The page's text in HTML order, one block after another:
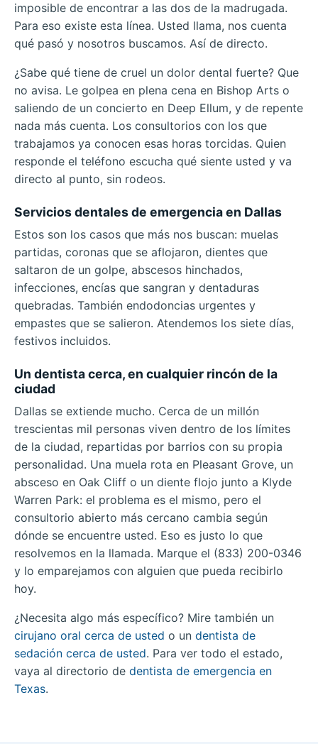
imposible de encontrar a las dos de la madrugada.
Para eso existe esta línea. Usted llama, nos cuenta
qué pasó y nosotros buscamos. Así de directo.
¿Sabe qué tiene de cruel un dolor dental fuerte? Que
no avisa. Le golpea en plena cena en Bishop Arts o
saliendo de un concierto en Deep Ellum, y de repente
nada más cuenta. Los consultorios con los que
trabajamos ya conocen esas horas torcidas. Quien
responde el teléfono escucha qué siente usted y va
directo al punto, sin rodeos.
Servicios dentales de emergencia en Dallas
Estos son los casos que más nos buscan: muelas
partidas, coronas que se aflojaron, dientes que
saltaron de un golpe, abscesos hinchados,
infecciones, encías que sangran y dentaduras
quebradas. También endodoncias urgentes y
empastes que se salieron. Atendemos los siete días,
festivos incluidos.
Un dentista cerca, en cualquier rincón de la
ciudad
Dallas se extiende mucho. Cerca de un millón
trescientas mil personas viven dentro de los límites
de la ciudad, repartidas por barrios con su propia
personalidad. Una muela rota en Pleasant Grove, un
absceso en Oak Cliff o un diente flojo junto a Klyde
Warren Park: el problema es el mismo, pero el
consultorio abierto más cercano cambia según
dónde se encuentre usted. Eso es justo lo que
resolvemos en la llamada. Marque el (833) 200-0346
y lo emparejamos con alguien que pueda recibirlo
hoy.
¿Necesita algo más específico? Mire también un
cirujano oral cerca de usted o un dentista de
sedación cerca de usted. Para ver todo el estado,
vaya al directorio de dentista de emergencia en
Texas.